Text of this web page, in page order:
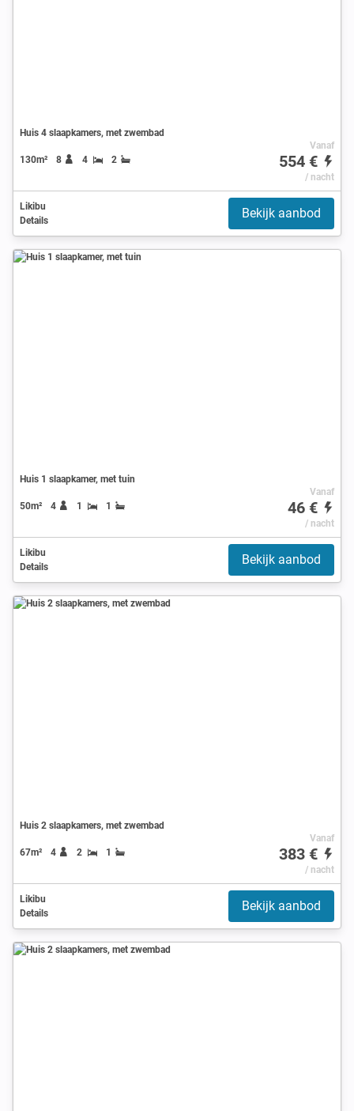
Huis 4 slaapkamers, met zwembad
130m² 8 4 2
Vanaf
554 €
/ nacht
Likibu
Details
Bekijk aanbod
Huis 1 slaapkamer, met tuin
50m² 4 1 1
Vanaf
46 €
/ nacht
Likibu
Details
Bekijk aanbod
Huis 2 slaapkamers, met zwembad
67m² 4 2 1
Vanaf
383 €
/ nacht
Likibu
Details
Bekijk aanbod